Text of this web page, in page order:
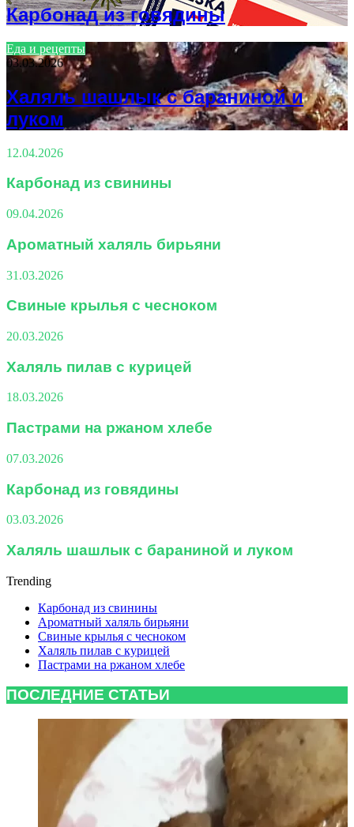
Карбонад из говядины
Еда и рецепты
03.03.2026
Халяль шашлык с бараниной и
луком
12.04.2026
Карбонад из свинины
09.04.2026
Ароматный халяль бирьяни
31.03.2026
Свиные крылья с чесноком
20.03.2026
Халяль пилав с курицей
18.03.2026
Пастрами на ржаном хлебе
07.03.2026
Карбонад из говядины
03.03.2026
Халяль шашлык с бараниной и луком
Trending
Карбонад из свинины
Ароматный халяль бирьяни
Свиные крылья с чесноком
Халяль пилав с курицей
Пастрами на ржаном хлебе
ПОСЛЕДНИЕ СТАТЬИ